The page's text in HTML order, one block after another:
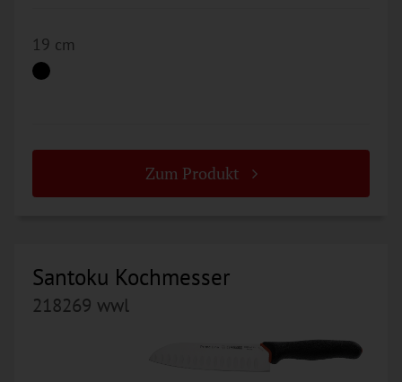
19 cm
Zum Produkt
Santoku Kochmesser
218269 wwl